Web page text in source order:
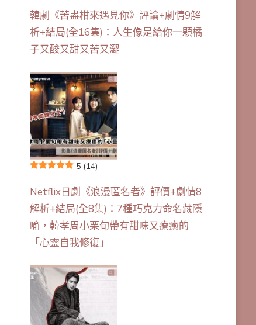
韓劇《苦盡柑來遇見你》評論+劇情9解
析+結局(全16集)：人生像是給你一顆橘
子又酸又甜又苦又澀
5 (14)
Netflix日劇《浪漫匿名者》評價+劇情8
解析+結局(全8集)：7種巧克力命名藏隱
喻，韓孝周小栗旬帶有甜味又療癒的
「心靈自我修復」